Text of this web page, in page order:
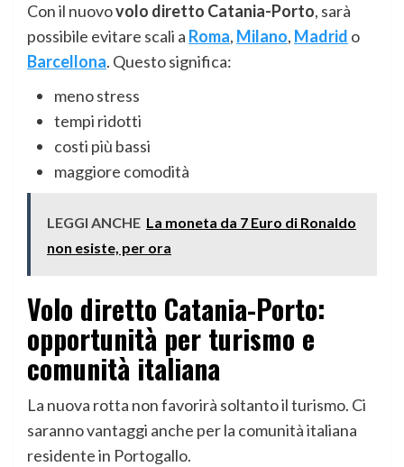
Con il nuovovolo diretto Catania-Porto, sarà
possibile evitare scali a Roma, Milano, Madrid o
Barcellona. Questo significa:
meno stress
tempi ridotti
costi più bassi
maggiore comodità
LEGGI ANCHE La moneta da 7 Euro di Ronaldo
non esiste, per ora
Volo diretto Catania-Porto:
opportunità per turismo e
comunità italiana
La nuova rotta non favorirà soltanto il turismo. Ci
saranno vantaggi anche per la comunità italiana
residente in Portogallo.